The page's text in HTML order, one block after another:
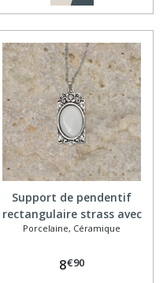
Support de pendentif
rectangulaire strass avec
un cabochon ovale en
peindre
Porcelaine, Céramique
8€90